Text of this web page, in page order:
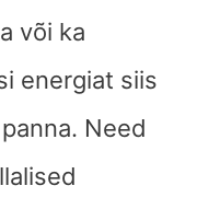
või ka
energiat siis
Need